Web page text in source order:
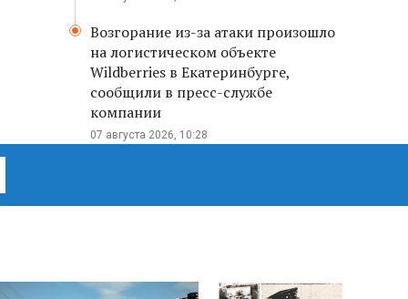
Возгорание из-за атаки произошло
на логистическом объекте
Wildberries в Екатеринбурге,
сообщили в пресс-службе
компании
07 августа 2026, 10:28